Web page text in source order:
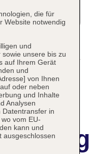
die für
Website notwendig
und
sowie unsere bis zu
auf Ihrem Gerät
und
von Ihnen
oder neben
und Inhalte
Analysen
in
vom EU-
kann und
ausgeschlossen